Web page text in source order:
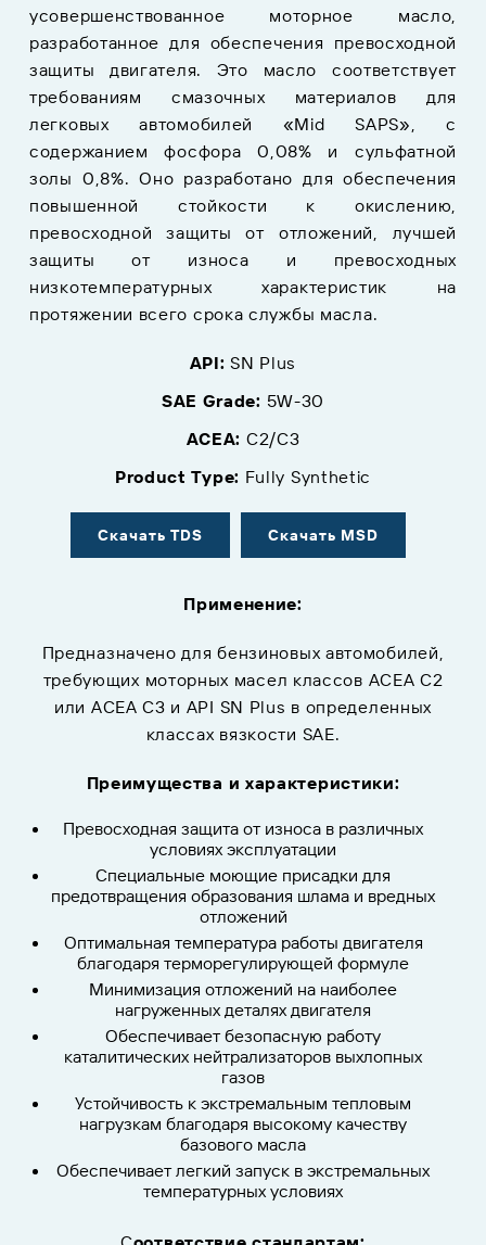
усовершенствованное моторное масло,
разработанное для обеспечения превосходной
защиты двигателя. Это масло соответствует
требованиям смазочных материалов для
легковых автомобилей «Mid SAPS», с
содержанием фосфора 0,08% и сульфатной
золы 0,8%. Оно разработано для обеспечения
повышенной стойкости к окислению,
превосходной защиты от отложений, лучшей
защиты от износа и превосходных
низкотемпературных характеристик на
протяжении всего срока службы масла.
API: SN Plus
SAE Grade: 5W-30
ACEA: C2/C3
Product Type: Fully Synthetic
Скачать TDS Скачать MSD
Применение:
Предназначено для бензиновых автомобилей,
требующих моторных масел классов ACEA C2
или ACEA C3 и API SN Plus в определенных
классах вязкости SAE.
Преимущества и характеристики:
Превосходная защита от износа в различных
условиях эксплуатации
Специальные моющие присадки для
предотвращения образования шлама и вредных
отложений
Оптимальная температура работы двигателя
благодаря терморегулирующей формуле
Минимизация отложений на наиболее
нагруженных деталях двигателя
Обеспечивает безопасную работу
каталитических нейтрализаторов выхлопных
газов
Устойчивость к экстремальным тепловым
нагрузкам благодаря высокому качеству
базового масла
Обеспечивает легкий запуск в экстремальных
температурных условиях